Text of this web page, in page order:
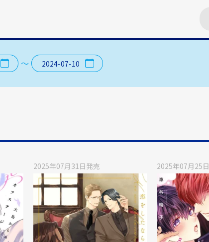
日付が選択されていません
〜 2024年7月10日水曜日
2025年07月31日発売 2025年07月25日